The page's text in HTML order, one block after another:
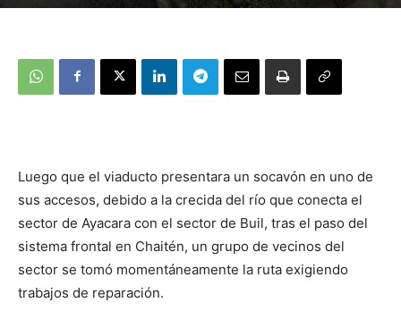
Luego que el viaducto presentara un socavón en uno de
sus accesos, debido a la crecida del río que conecta el
sector de Ayacara con el sector de Buil, tras el paso del
sistema frontal en Chaitén, un grupo de vecinos del
sector se tomó momentáneamente la ruta exigiendo
trabajos de reparación.